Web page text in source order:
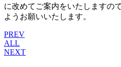
に改めてご案内をいたしますの
ようお願いいたします。
PREV
ALL
NEXT